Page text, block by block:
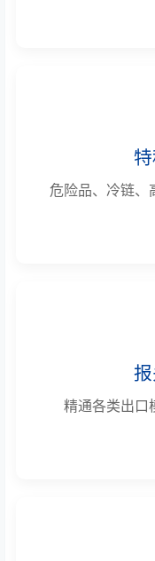
危险品、冷链、
精通各类出口